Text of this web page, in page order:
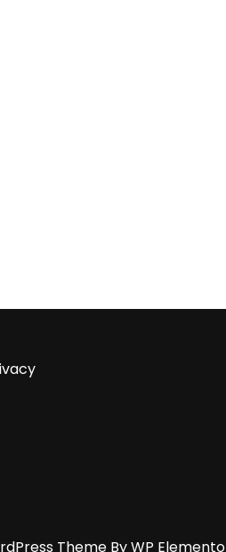
Theme By WP Elemento